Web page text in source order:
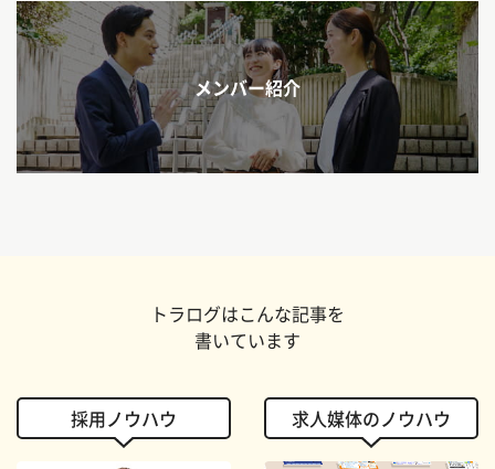
メンバー紹介
トラログはこんな記事を
書いています
採用ノウハウ 求人媒体のノウハウ